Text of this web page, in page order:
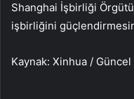
Shanghai İşbirliği
işbirliğini
Kaynak: Xinhua / Güncel